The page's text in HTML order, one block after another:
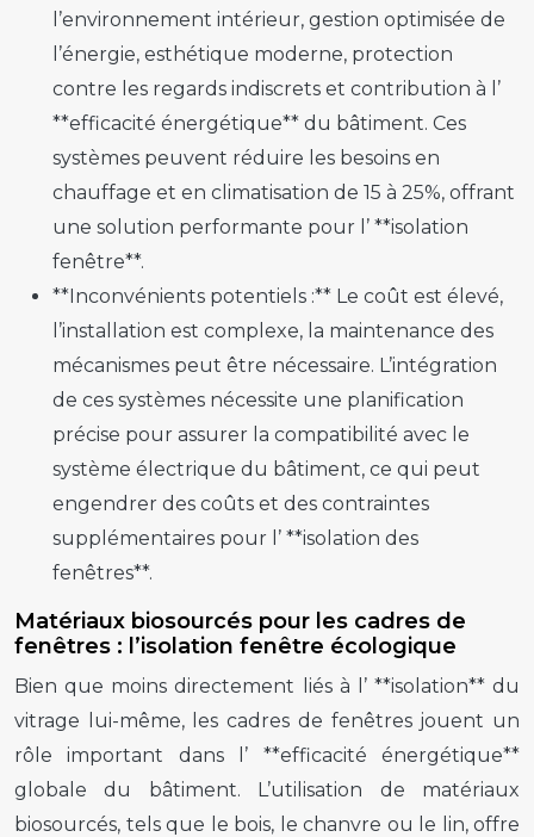
l’environnement intérieur, gestion optimisée de
l’énergie, esthétique moderne, protection
contre les regards indiscrets et contribution à l’
**efficacité énergétique** du bâtiment. Ces
systèmes peuvent réduire les besoins en
chauffage et en climatisation de 15 à 25%, offrant
une solution performante pour l’ **isolation
fenêtre**.
**Inconvénients potentiels :** Le coût est élevé,
l’installation est complexe, la maintenance des
mécanismes peut être nécessaire. L’intégration
de ces systèmes nécessite une planification
précise pour assurer la compatibilité avec le
système électrique du bâtiment, ce qui peut
engendrer des coûts et des contraintes
supplémentaires pour l’ **isolation des
fenêtres**.
Matériaux biosourcés pour les cadres de
fenêtres : l’isolation fenêtre écologique
Bien que moins directement liés à l’ **isolation** du
vitrage lui-même, les cadres de fenêtres jouent un
rôle important dans l’ **efficacité énergétique**
globale du bâtiment. L’utilisation de matériaux
biosourcés, tels que le bois, le chanvre ou le lin, offre